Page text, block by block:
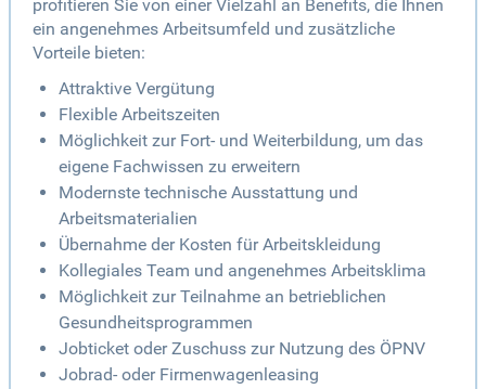
profitieren Sie von einer Vielzahl an Benefits, die Ihnen
ein angenehmes Arbeitsumfeld und zusätzliche
Vorteile bieten:
Attraktive Vergütung
Flexible Arbeitszeiten
Möglichkeit zur Fort- und Weiterbildung, um das
eigene Fachwissen zu erweitern
Modernste technische Ausstattung und
Arbeitsmaterialien
Übernahme der Kosten für Arbeitskleidung
Kollegiales Team und angenehmes Arbeitsklima
Möglichkeit zur Teilnahme an betrieblichen
Gesundheitsprogrammen
Jobticket oder Zuschuss zur Nutzung des ÖPNV
Jobrad- oder Firmenwagenleasing